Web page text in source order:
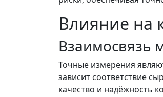
Влияние на
Взаимосвязь
Точные измерения
зависит соответствие
качество и надёжность